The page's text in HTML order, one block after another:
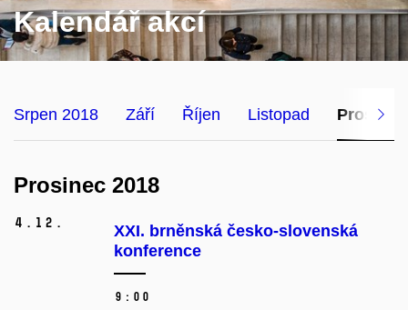
Kalendář akcí
Srpen 2018 Září Říjen Listopad Prosinec
Prosinec 2018
4. 12.
XXI. brněnská česko-slovenská
konference
9:00